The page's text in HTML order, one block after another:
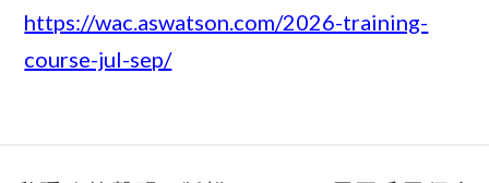
https://wac.aswatson.com/2026-training-
course-jul-sep/